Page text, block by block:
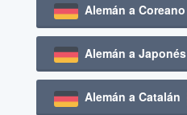
Alemán a Coreano
Alemán a Japonés
Alemán a Catalán